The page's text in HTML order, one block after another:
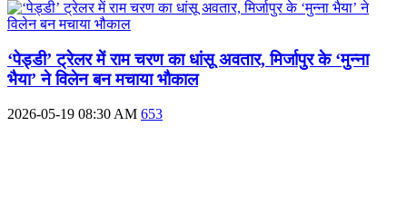
‘पेड्डी’ ट्रेलर में राम चरण का धांसू अवतार, मिर्जापुर के ‘मुन्ना
भैया’ ने विलेन बन मचाया भौकाल
2026-05-19 08:30 AM 653